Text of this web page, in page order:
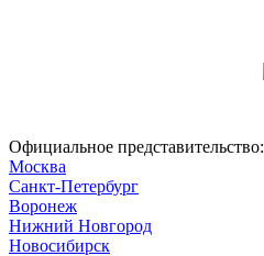
Официальное представительство:
Москва
Санкт-Петербург
Воронеж
Нижний Новгород
Новосибирск